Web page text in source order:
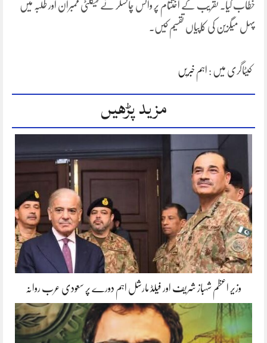
خطاب کیا۔ تقریب کے اختتام پر وائس چانسلر نے فیکلٹی ممبران اور طلبہ میں
پہل میگزین کی کاپیاں تقسیم کیں۔
کیٹاگری میں : اہم خبریں
مزید پڑھیں
وزیر اعظم شہباز شریف اور فیلڈ مارشل اہم دورے پر سعودی عرب روانہ